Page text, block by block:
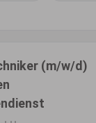
(m/w/d)